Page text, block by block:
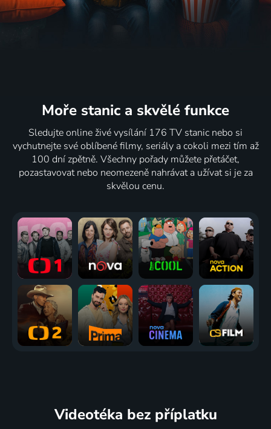
Moře stanic a skvělé funkce
Sledujte online živé vysílání 176 TV stanic nebo si
vychutnejte své oblíbené filmy, seriály a cokoli mezi tím až
100 dní zpětně. Všechny pořady můžete přetáčet,
pozastavovat nebo neomezeně nahrávat a užívat si je za
skvělou cenu.
Videotéka bez příplatku